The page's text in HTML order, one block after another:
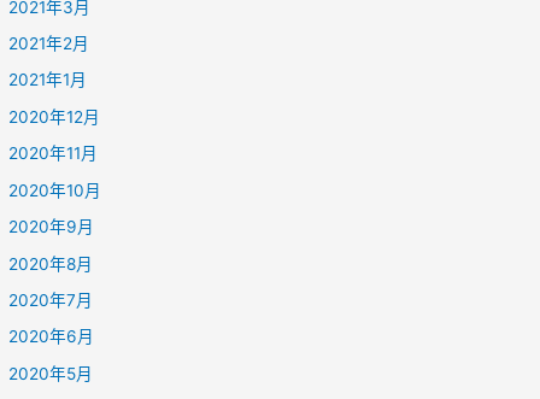
2021年3月
2021年2月
2021年1月
2020年12月
2020年11月
2020年10月
2020年9月
2020年8月
2020年7月
2020年6月
2020年5月